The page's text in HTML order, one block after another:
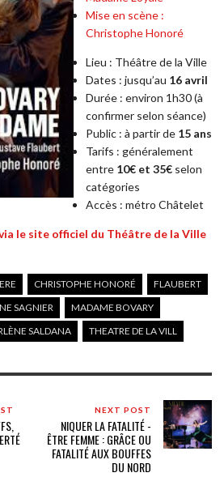
Mise en scène :
Christophe Honoré
Lieu : Théâtre de la Ville
Dates : jusqu’au 16 avril
Durée : environ 1h30 (à
confirmer selon séance)
Public : à partir de 15 ans
Tarifs : généralement
entre 10€ et 35€ selon
catégories
Accès : métro Châtelet
le site officiel du Théâtre de la Ville
CHRISTOPHE HONORÉ
FLAUBERT
SAGNIER
MADAME BOVARY
SALDANA THEATRE DE LA VILL
NEXT POST
NIQUER LA FATALITÉ -
ÊTRE FEMME : GRÂCE OU
FATALITÉ AUX BOUFFES
DU NORD